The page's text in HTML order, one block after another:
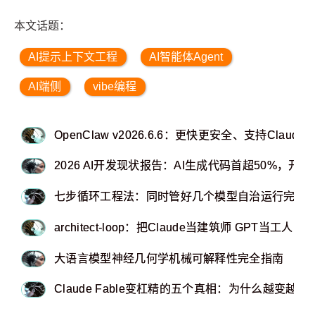
本文话题：
AI提示上下文工程 AI智能体Agent
AI端侧 vibe编程
OpenClaw v2026.6.6：更快更安全、支持Claude
2026 AI开发现状报告：AI生成代码首超50%，开
七步循环工程法：同时管好几个模型自治运行完全
architect-loop：把Claude当建筑师 GPT当工人 仓
大语言模型神经几何学机械可解释性完全指南
Claude Fable变杠精的五个真相：为什么越变越讨